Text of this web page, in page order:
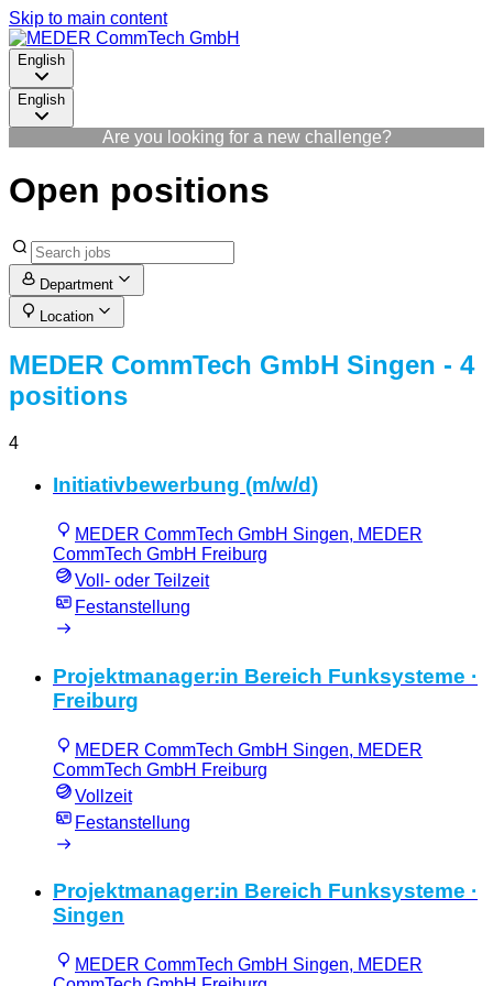
Skip to main content
English
English
Are you looking for a new challenge?
Open positions
Department
Location
MEDER CommTech GmbH Singen - 4
positions
4
Initiativbewerbung (m/w/d)
MEDER CommTech GmbH Singen, MEDER
CommTech GmbH Freiburg
Voll- oder Teilzeit
Festanstellung
Projektmanager:in Bereich Funksysteme ·
Freiburg
MEDER CommTech GmbH Singen, MEDER
CommTech GmbH Freiburg
Vollzeit
Festanstellung
Projektmanager:in Bereich Funksysteme ·
Singen
MEDER CommTech GmbH Singen, MEDER